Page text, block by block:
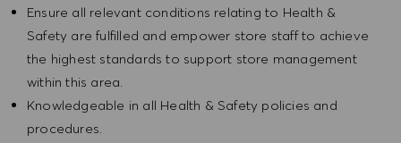
Ensure all relevant conditions relating to Health &
Safety are fulfilled and empower store staff to achieve
the highest standards to support store management
within this area.
Knowledgeable in all Health & Safety policies and
procedures.